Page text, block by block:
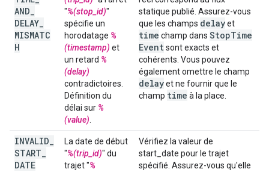
AND
DELAY
MISMATC
H
"%(stop_id)"
spécifie un
horodatage %
(timestamp) et
un retard %
(delay)
contradictoires.
Définition du
délai sur %
(value)
statique publié. Assurez-vous
que les champs delayet
time champ dans StopTime
Eventsont exacts et
cohérents. Vous pouvez
également omettre le champ
delayet ne fournir que le
champ time à la place.
INVALID
START
DATE
La date de début
"%(trip_id)" du
trajet "%
Vérifiez la valeur de
start_date pour le trajet
spécifié. Assurez-vous qu'elle